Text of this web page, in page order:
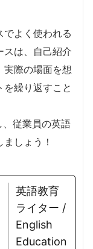
よく使われる
スは、自己紹介
実際の場面を想
繰り返すこと
従業員の英語
しょう！
英語教育
ライター /
English
Education